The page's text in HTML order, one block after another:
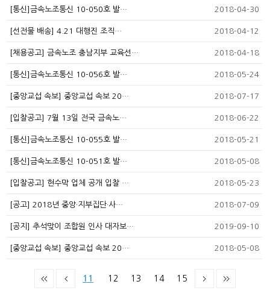
[통신]금속노조통신 10-050호 발… 2018-04-30
[선전물 배송] 4.21 대행진 조직… 2018-04-12
[채용공고] 금속노조 충남지부 교육선… 2018-04-18
[통신]금속노조통신 10-056호 발… 2018-05-24
[중앙교섭 속보] 중앙교섭 속보 20… 2018-07-17
[입찰공고] 7월 13일 전국 금속노… 2018-06-22
[통신]금속노조통신 10-055호 발… 2018-05-21
[통신]금속노조통신 10-051호 발… 2018-05-08
[입찰공고] 현수막 업체 공개 입찰 … 2018-05-23
[공고] 2018년 중앙·지부집단·사… 2018-07-09
[공지] 추석맞이 조합원 인사 대자보… 2019-09-10
[중앙교섭 속보] 중앙교섭 속보 20… 2018-05-08
11 12 13 14 15